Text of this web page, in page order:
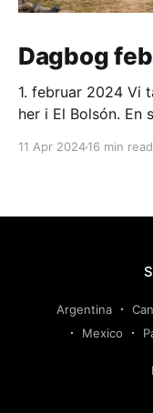
Dagbog
1. februar 2024 Vi tager en lille ferie fra vores rejse
her i El Bolsón. En
om morgenen. 2. februar 2024 Ligesom i går. Ranveg
11 Apr 202416 min read
Argentina
Mexico